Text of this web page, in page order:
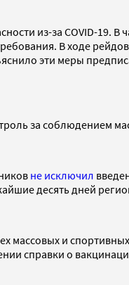
из-за COVID-19.
В ходе
эти меры
за соблюдением
не исключил
десять дней
массовых и
справки о